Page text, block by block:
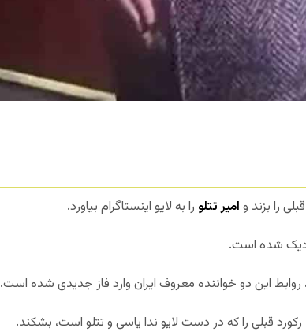
را بزند و امیر تتلو را به لایو اینستاگرام بیاورد.
شده است.
روابط این دو خواننده معروف ایران وارد فاز جدیدی شده است.
رکورد قبلی را که در دست لایو ندا یاسی و تتلو است، بشکند.